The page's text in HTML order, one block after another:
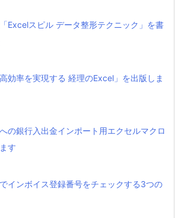
Excelスピル データ整形テクニック」を書
効率を実現する 経理のExcel」を出版しま
の銀行入出金インポート用エクセルマクロ
す
インボイス登録番号をチェックする3つの